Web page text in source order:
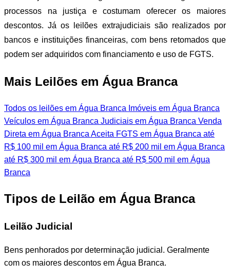
processos na justiça e costumam oferecer os maiores
descontos. Já os leilões extrajudiciais são realizados por
bancos e instituições financeiras, com bens retomados que
podem ser adquiridos com financiamento e uso de FGTS.
Mais Leilões em Água Branca
Todos os leilões em Água Branca Imóveis em Água Branca
Veículos em Água Branca Judiciais em Água Branca Venda
Direta em Água Branca Aceita FGTS em Água Branca até
R$ 100 mil em Água Branca até R$ 200 mil em Água Branca
até R$ 300 mil em Água Branca até R$ 500 mil em Água
Branca
Tipos de Leilão em Água Branca
Leilão Judicial
Bens penhorados por determinação judicial. Geralmente
com os maiores descontos em Água Branca.